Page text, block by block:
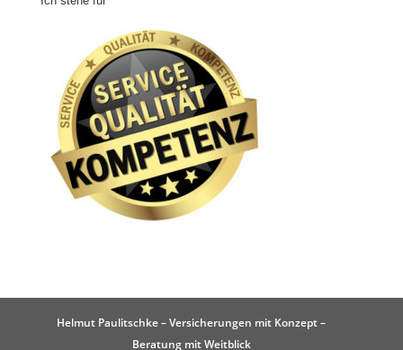
Helmut Paulitschke – Versicherungen mit Konzept –
Beratung mit Weitblick